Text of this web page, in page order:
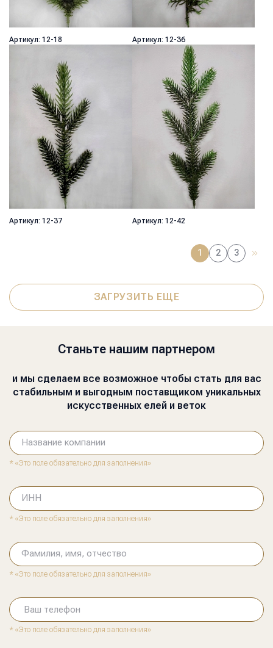
Артикул: 12-18 Артикул: 12-36
Артикул: 12-37 Артикул: 12-42
1 2 3
ЗАГРУЗИТЬ ЕЩЕ
Станьте нашим партнером
и мы сделаем все возможное чтобы стать для вас
стабильным и выгодным поставщиком уникальных
искусственных елей и веток
Название компании
* «Это поле обязательно для заполнения»
ИНН
* «Это поле обязательно для заполнения»
Фамилия, имя, отчество
* «Это поле обязательно для заполнения»
Ваш телефон
* «Это поле обязательно для заполнения»